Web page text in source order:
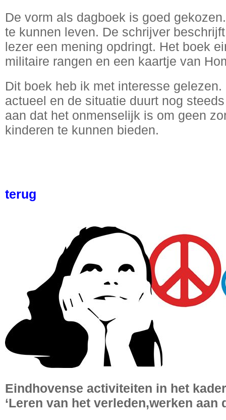
De vorm als dagboek is goed
te kunnen leven. De schrijver
lezer een mening opdringt. Het boek
militaire rangen en een kaartje van
Dit boek heb ik met interesse
actueel en de situatie duurt nog
aan dat het onmenselijk is om geen
kinderen te kunnen bieden.
terug
Eindhovense activiteiten in het
‘Leren van het verleden,werken aan